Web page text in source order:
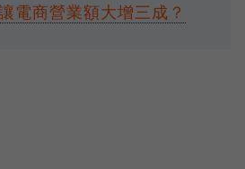
電商營業額大增三成？